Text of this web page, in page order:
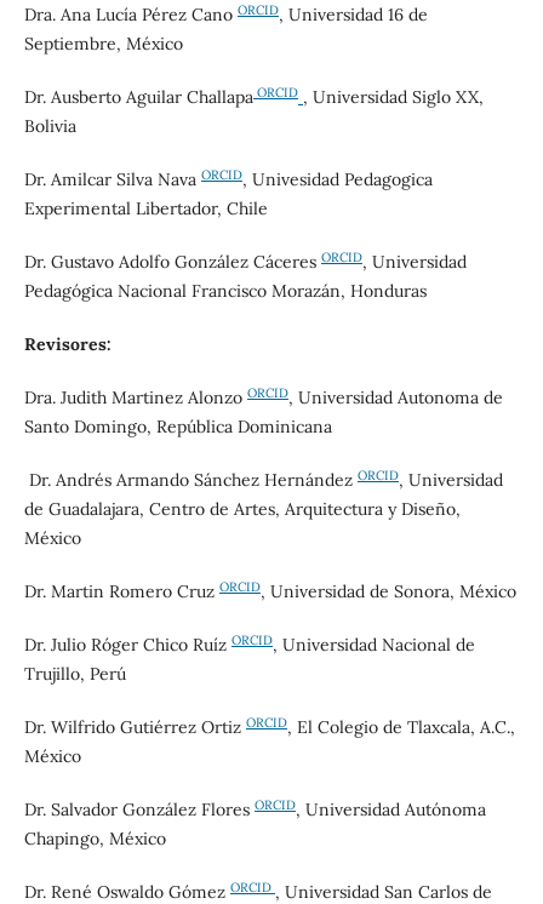
Dra. Ana Lucía Pérez Cano ORCID, Universidad 16 de
Septiembre, México
Dr. Ausberto Aguilar Challapa ORCID , Universidad Siglo XX,
Bolivia
Dr. Amilcar Silva Nava ORCID, Univesidad Pedagogica
Experimental Libertador, Chile
Dr. Gustavo Adolfo González Cáceres ORCID, Universidad
Pedagógica Nacional Francisco Morazán, Honduras
Revisores:
Dra. Judith Martinez Alonzo ORCID, Universidad Autonoma de
Santo Domingo, República Dominicana
Dr. Andrés Armando Sánchez Hernández ORCID, Universidad
de Guadalajara, Centro de Artes, Arquitectura y Diseño,
México
Dr. Martin Romero Cruz ORCID, Universidad de Sonora, México
Dr. Julio Róger Chico Ruíz ORCID, Universidad Nacional de
Trujillo, Perú
Dr. Wilfrido Gutiérrez Ortiz ORCID, El Colegio de Tlaxcala, A.C.,
México
Dr. Salvador González Flores ORCID, Universidad Autónoma
Chapingo, México
Dr. René Oswaldo Gómez ORCID , Universidad San Carlos de